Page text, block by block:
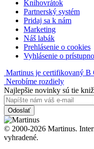
Knihovrátok
Partnerský systém
Pridaj sa k nám
Marketing
Náš labák
Prehlásenie o cookies
Vyhlásenie o
Martinus je certifikovaný B
Nerobíme rozdiely
Najlepšie novinky sú tie
Odoslať
© 2000-2026 Martinus.
vyhradené.